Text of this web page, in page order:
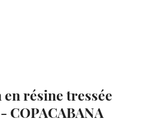
résine tressée
COPACABANA